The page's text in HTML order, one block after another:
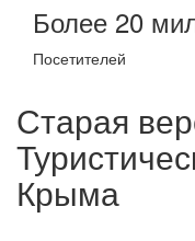
Более 20
Посетителей
Старая
Крыма